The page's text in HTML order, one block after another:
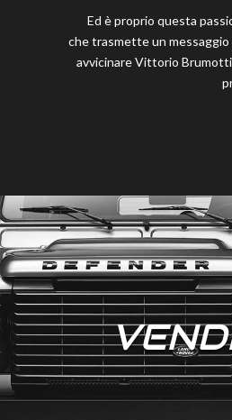
Ed è proprio questa
che trasmette un
avvicinare Vittorio